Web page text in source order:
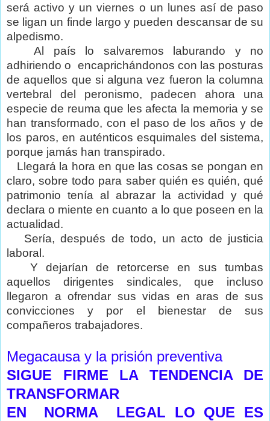
será activo y un viernes o un lunes así de paso
se ligan un finde largo y pueden descansar de su
alpedismo.
Al país lo salvaremos laburando y no
adhiriendo o encaprichándonos con las posturas
de aquellos que si alguna vez fueron la columna
vertebral del peronismo, padecen ahora una
especie de reuma que les afecta la memoria y se
han transformado, con el paso de los años y de
los paros, en auténticos esquimales del sistema,
porque jamás han transpirado.
Llegará la hora en que las cosas se pongan en
claro, sobre todo para saber quién es quién, qué
patrimonio tenía al abrazar la actividad y qué
declara o miente en cuanto a lo que poseen en la
actualidad.
Sería, después de todo, un acto de justicia
laboral.
Y dejarían de retorcerse en sus tumbas
aquellos dirigentes sindicales, que incluso
llegaron a ofrendar sus vidas en aras de sus
convicciones y por el bienestar de sus
compañeros trabajadores.
Megacausa y la prisión preventiva
SIGUE FIRME LA TENDENCIA DE
TRANSFORMAR
EN NORMA LEGAL LO QUE ES